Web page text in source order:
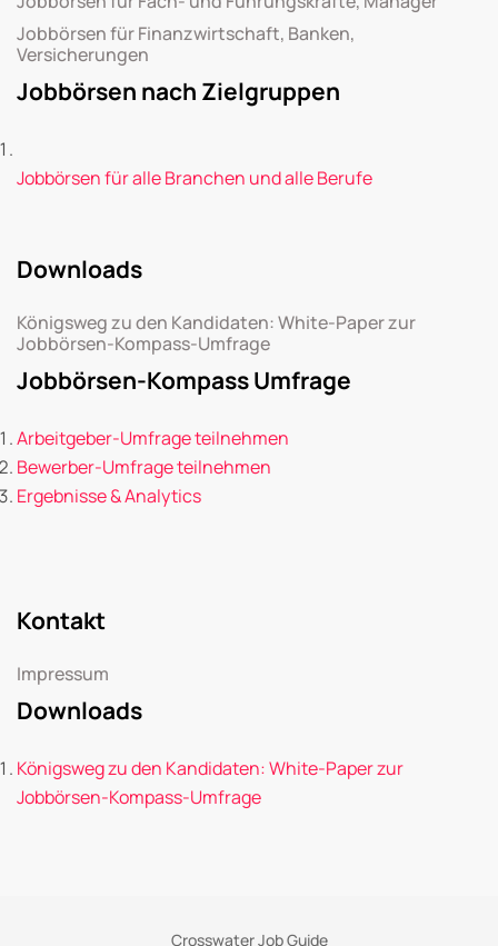
Jobbörsen für Finanzwirtschaft, Banken,
Versicherungen
Jobbörsen nach Zielgruppen
Jobbörsen für alle Branchen und alle Berufe
Downloads
Königsweg zu den Kandidaten: White-Paper zur
Jobbörsen-Kompass-Umfrage
Jobbörsen-Kompass Umfrage
Arbeitgeber-Umfrage teilnehmen
Bewerber-Umfrage teilnehmen
Ergebnisse & Analytics
Kontakt
Impressum
Downloads
Königsweg zu den Kandidaten: White-Paper zur
Jobbörsen-Kompass-Umfrage
Crosswater Job Guide